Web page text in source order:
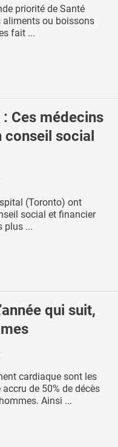
priorité de Santé
aliments ou boissons
fait ...
: Ces médecins
conseil social
(Toronto) ont
social et financier
plus ...
qui suit,
cardiaque sont les
de 50% de décès
Ainsi ...